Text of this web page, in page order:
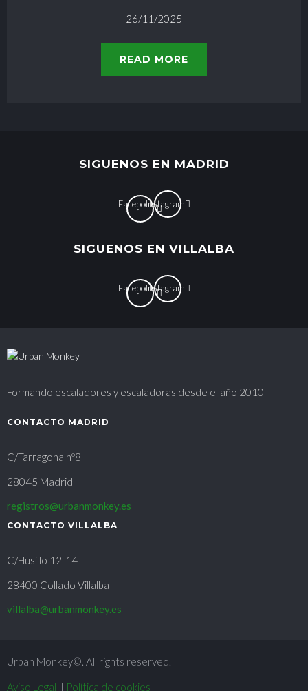
26/11/2025
READ MORE
SIGUENOS EN MADRID
Facebook-
f
Instagram
SIGUENOS EN VILLALBA
Facebook-
f
Instagram
Formando escaladores y escaladoras desde el año 2010
CONTACTO MADRID
C/Tarragona nº8
28045 Madrid
registros@urbanmonkey.es
CONTACTO VILLALBA
C/Husillo 12-14
28400 Collado Villalba
villalba@urbanmonkey.es
Urban Monkey©. All rights reserved.
Aviso Legal | Política de cookies